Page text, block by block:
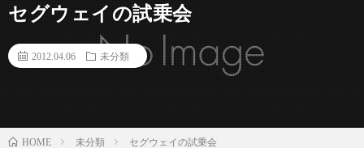
セグウェイの試乗会
2012.04.06 未分類
HOME 未分類 セグウェイの試乗会